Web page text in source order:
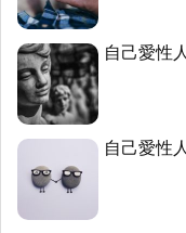
自己愛性
自己愛性